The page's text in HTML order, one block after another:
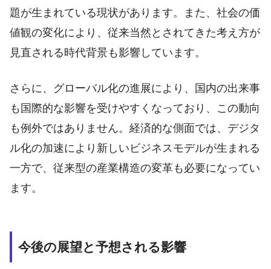
題が生まれている現状があります。また、社会の価
値観の変化により、従来当然とされてきた考え方が
見直される時代背景も影響しています。
さらに、グローバル化の進展により、国内の出来事
も国際的な影響を受けやすくなっており、この動向
も例外ではありません。経済的な側面では、デジタ
ル化の加速により新しいビジネスモデルが生まれる
一方で、従来型の産業構造の変革も必要になってい
ます。
今後の展望と予想される影響